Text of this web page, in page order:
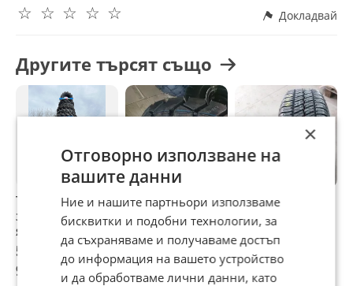
☆
☆
☆
☆
☆ Докладвай
Другите търсят също
Тракторни гуми
за малогабаритни
японски трактори
50,62 €
99 лв
Нови гуми
MARCHER 6.50-10
W-9B 10PR-
мотокари
53,69 €
105,01 лв
Гуми Летни
195/80R15
51 €
99,75 лв
×
Отговорно използване на
вашите данни
Ние и нашите партньори използваме
бисквитки и подобни технологии, за
да съхраняваме и получаваме достъп
до информация на вашето устройство
и да обработваме лични данни, като